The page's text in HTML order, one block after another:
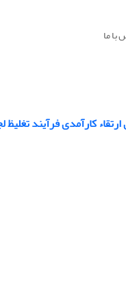
با ما
کارآمدی فرآیند